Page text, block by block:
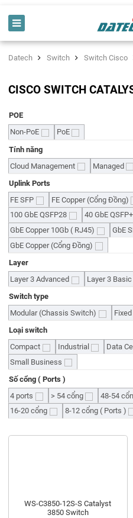
Datech Switch Switch Cisco
CISCO SWITCH
POE
Non-PoE
PoE
Tính năng
Cloud Management
Managed
Uplink Ports
FE SFP
FE Copper (Cổng Đồng)
100 GbE QSFP28
40 GbE QSFP+
GbE Copper 10Gb ( RJ45)
GbE
GbE Copper (Cổng Đồng)
Layer
Layer 3 Advanced
Layer 3 Basic
Switch type
Modular (Chassis Switch)
Loại switch
Compact
Industrial Data
Small Business
Số cổng ( Ports )
4 ports
> 54 cổng 48-54
16-20 cổng
8-12 cổng ( Ports )
WS-C3850-12S-S Catalyst
3850 Switch